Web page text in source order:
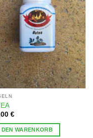
€
DEN WARENKORB